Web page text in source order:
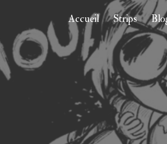
Accueil Strips